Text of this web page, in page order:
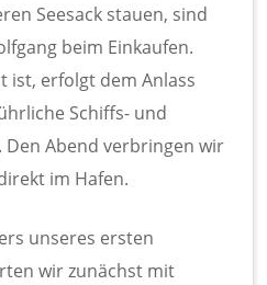
Seesack stauen, sind
beim Einkaufen.
ist, erfolgt dem Anlass
Schiffs- und
Den Abend verbringen wir
im Hafen.
unseres ersten
wir zunächst mit